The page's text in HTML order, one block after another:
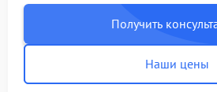
Получить
Наши цены